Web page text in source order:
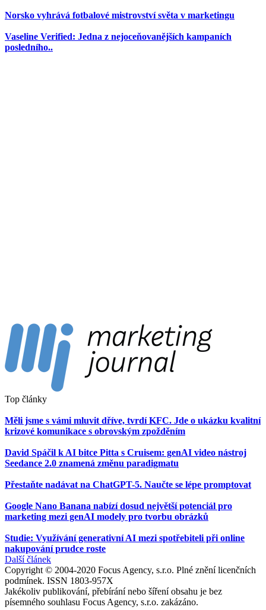
Norsko vyhrává fotbalové mistrovství světa v marketingu
Vaseline Verified: Jedna z nejoceňovanějších kampaních
posledního..
Top články
Měli jsme s vámi mluvit dříve, tvrdí KFC. Jde o ukázku kvalitní
krizové komunikace s obrovským zpožděním
David Spáčil k AI bitce Pitta s Cruisem: genAI video nástroj
Seedance 2.0 znamená změnu paradigmatu
Přestaňte nadávat na ChatGPT-5. Naučte se lépe promptovat
Google Nano Banana nabízí dosud největší potenciál pro
marketing mezi genAI modely pro tvorbu obrázků
Studie: Využívání generativní AI mezi spotřebiteli při online
nakupování prudce roste
Další článek
Copyright © 2004-2020 Focus Agency, s.r.o. Plné znění licenčních
podmínek. ISSN 1803-957X
Jakékoliv publikování, přebírání nebo šíření obsahu je bez
písemného souhlasu Focus Agency, s.r.o. zakázáno.